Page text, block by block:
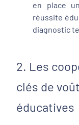
en place
réussite
diagnostic
2. Les
clés de
éducatives